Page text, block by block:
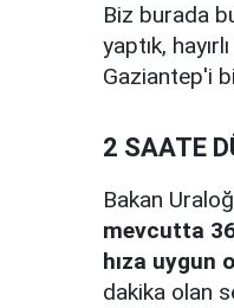
Biz burada
yaptık,
Gaziantep'i
2 SAATE
Bakan
mevcutta
hıza uygun
dakika olan